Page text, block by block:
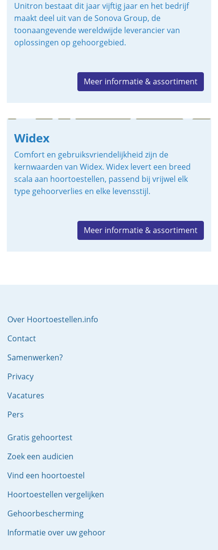
Unitron bestaat dit jaar vijftig jaar en het bedrijf
maakt deel uit van de Sonova Group, de
toonaangevende wereldwijde leverancier van
oplossingen op gehoorgebied.
Meer informatie & assortiment
Widex
Comfort en gebruiksvriendelijkheid zijn de
kernwaarden van Widex. Widex levert een breed
scala aan hoortoestellen, passend bij vrijwel elk
type gehoorverlies en elke levensstijl.
Meer informatie & assortiment
Over Hoortoestellen.info
Contact
Samenwerken?
Privacy
Vacatures
Pers
Gratis gehoortest
Zoek een audicien
Vind een hoortoestel
Hoortoestellen vergelijken
Gehoorbescherming
Informatie over uw gehoor